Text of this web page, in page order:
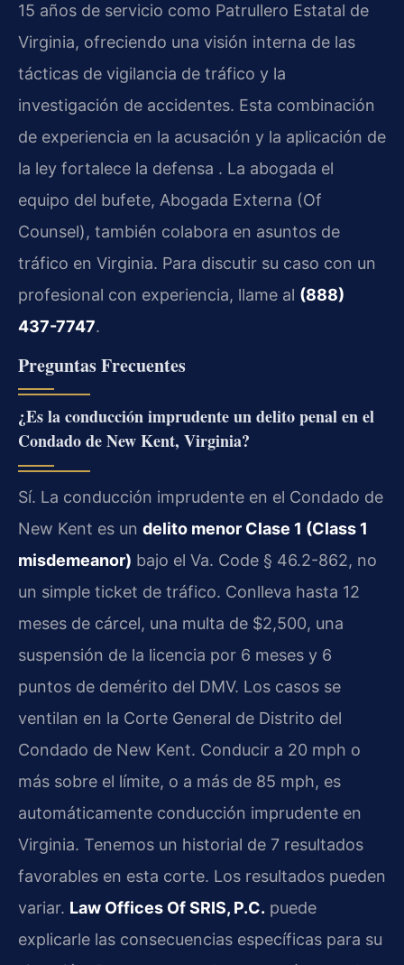
15 años de servicio como Patrullero Estatal de
Virginia, ofreciendo una visión interna de las
tácticas de vigilancia de tráfico y la
investigación de accidentes. Esta combinación
de experiencia en la acusación y la aplicación de
la ley fortalece la defensa . La abogada el
equipo del bufete, Abogada Externa (Of
Counsel), también colabora en asuntos de
tráfico en Virginia. Para discutir su caso con un
profesional con experiencia, llame al (888)
437-7747.
Preguntas Frecuentes
¿Es la conducción imprudente un delito penal en el
Condado de New Kent, Virginia?
Sí. La conducción imprudente en el Condado de
New Kent es un delito menor Clase 1 (Class 1
misdemeanor) bajo el Va. Code § 46.2-862, no
un simple ticket de tráfico. Conlleva hasta 12
meses de cárcel, una multa de $2,500, una
suspensión de la licencia por 6 meses y 6
puntos de demérito del DMV. Los casos se
ventilan en la Corte General de Distrito del
Condado de New Kent. Conducir a 20 mph o
más sobre el límite, o a más de 85 mph, es
automáticamente conducción imprudente en
Virginia. Tenemos un historial de 7 resultados
favorables en esta corte. Los resultados pueden
variar. Law Offices Of SRIS, P.C. puede
explicarle las consecuencias específicas para su